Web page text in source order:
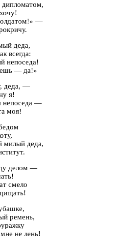
—
деда,
всегда:
непоседа!
— да!»
деда, —
я!
непоседа —
моя!
милый деда,
делом —
смело
ремень,
не лень!